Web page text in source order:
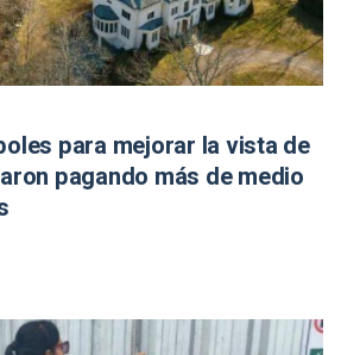
para mejorar la vista de
pagando más de medio